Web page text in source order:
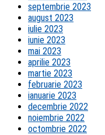
septembrie 2023
august 2023
iulie 2023
iunie 2023
mai 2023
aprilie 2023
martie 2023
februarie 2023
ianuarie 2023
decembrie 2022
noiembrie 2022
octombrie 2022